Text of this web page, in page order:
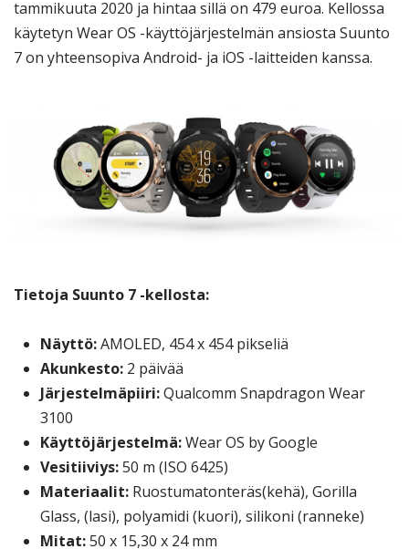
tammikuuta 2020 ja hintaa sillä on 479 euroa. Kellossa
käytetyn Wear OS -käyttöjärjestelmän ansiosta Suunto
7 on yhteensopiva Android- ja iOS -laitteiden kanssa.
Tietoja Suunto 7 -kellosta:
Näyttö:AMOLED, 454 x 454 pikseliä
Akunkesto: 2 päivää
Järjestelmäpiiri:Qualcomm Snapdragon Wear
3100
Käyttöjärjestelmä:Wear OS by Google
Vesitiiviys:50 m (ISO 6425)
Materiaalit: Ruostumatonteräs(kehä), Gorilla
Glass, (lasi), polyamidi (kuori), silikoni (ranneke)
Mitat:50 x 15,30 x 24 mm